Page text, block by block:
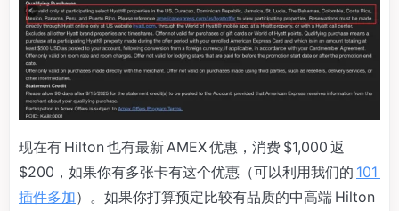
现在有 Hilton 也有最新 AMEX 优惠，消费 $1,000 返
$200，如果你有多张卡有这个优惠（可以利用我们的 101
插件多加）。如果你打算预定比较有品质的中高端 Hilton